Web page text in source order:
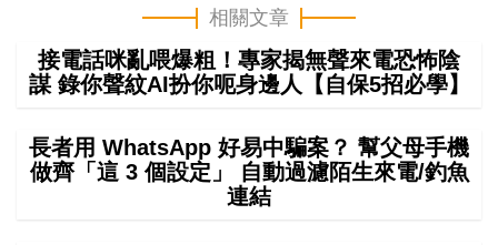
相關文章
接電話咪亂喂爆粗！專家揭無聲來電恐怖陰
謀 錄你聲紋AI扮你呃身邊人【自保5招必學】
長者用 WhatsApp 好易中騙案？ 幫父母手機
做齊「這 3 個設定」 自動過濾陌生來電/釣魚
連結